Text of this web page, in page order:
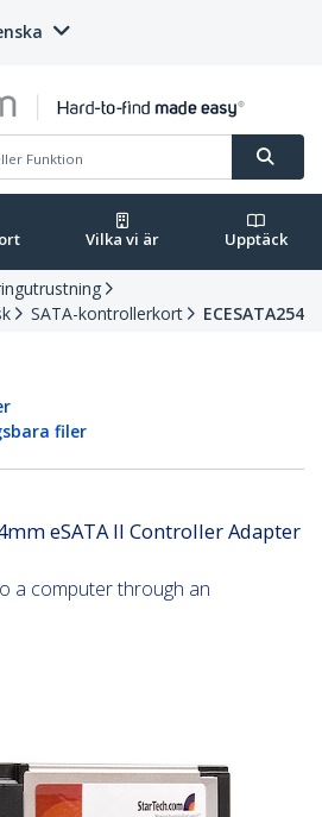
Vilka vi är Upptäck
SATA-kontrollerkort
ECESATA254
filer
eSATA II Controller Adapter
a computer through an